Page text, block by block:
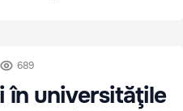
689
în universităţile